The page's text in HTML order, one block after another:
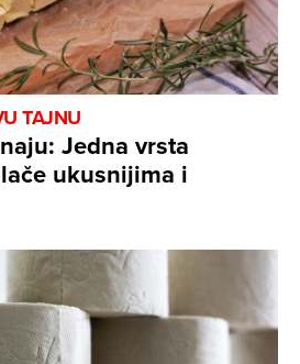
TAJNU
Jedna vrsta
ukusnijima i